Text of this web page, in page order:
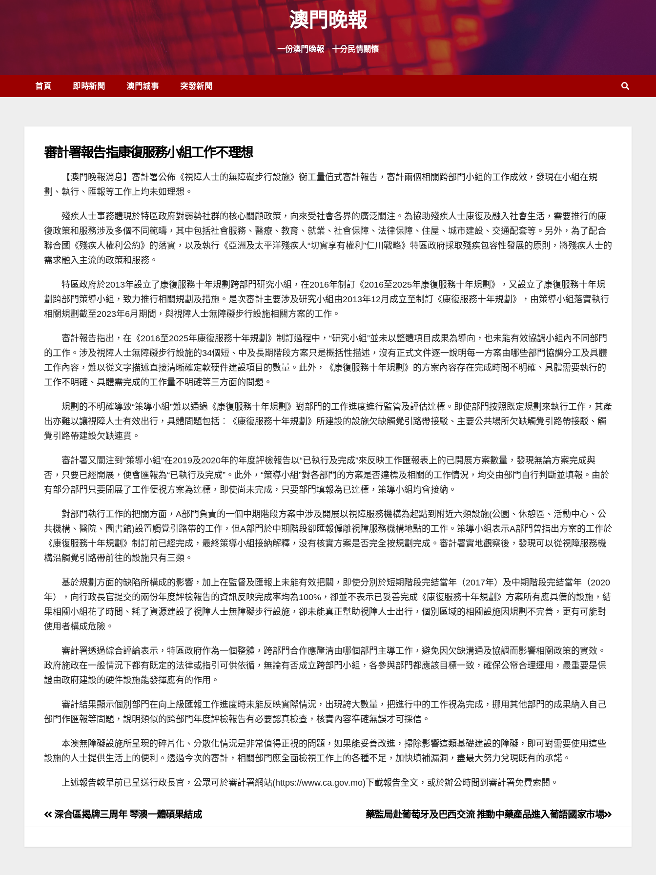
澳門晚報
一份澳門晚報 十分民情關懷
首頁 即時新聞 澳門城事 突發新聞
審計署報告指康復服務小組工作不理想
【澳門晚報消息】審計署公佈《視障人士的無障礙步行設施》衡工量值式審計報告，審計兩個相關跨部門小組的工作成效，發現在小組在規
劃、執行、匯報等工作上均未如理想。
殘疾人士事務體現於特區政府對弱勢社群的核心關顧政策，向來受社會各界的廣泛關注。為協助殘疾人士康復及融入社會生活，需要推行的康
復政策和服務涉及多個不同範疇，其中包括社會服務、醫療、教育、就業、社會保障、法律保障、住屋、城市建設、交通配套等。另外，為了配合
聯合國《殘疾人權利公約》的落實，以及執行《亞洲及太平洋殘疾人“切實享有權利”仁川戰略》特區政府採取殘疾包容性發展的原則，將殘疾人士的
需求融入主流的政策和服務。
特區政府於2013年設立了康復服務十年規劃跨部門研究小組，在2016年制訂《2016至2025年康復服務十年規劃》，又設立了康復服務十年規
劃跨部門策導小組，致力推行相關規劃及措施。是次審計主要涉及研究小組由2013年12月成立至制訂《康復服務十年規劃》，由策導小組落實執行
相關規劃截至2023年6月期間，與視障人士無障礙步行設施相關方案的工作。
審計報告指出，在《2016至2025年康復服務十年規劃》制訂過程中，“研究小組”並未以整體項目成果為導向，也未能有效協調小組內不同部門
的工作。涉及視障人士無障礙步行設施的34個短、中及長期階段方案只是概括性描述，沒有正式文件逐一說明每一方案由哪些部門協調分工及具體
工作內容，難以從文字描述直接清晰確定軟硬件建設項目的數量。此外，《康復服務十年規劃》的方案內容存在完成時間不明確、具體需要執行的
工作不明確、具體需完成的工作量不明確等三方面的問題。
規劃的不明確導致“策導小組”難以通過《康復服務十年規劃》對部門的工作進度進行監管及評估達標。即使部門按照既定規劃來執行工作，其產
出亦難以讓視障人士有效出行，具體問題包括︰《康復服務十年規劃》所建設的設施欠缺觸覺引路帶接駁、主要公共場所欠缺觸覺引路帶接駁、觸
覺引路帶建設欠缺連貫。
審計署又關注到“策導小組”在2019及2020年的年度評檢報告以“已執行及完成”來反映工作匯報表上的已開展方案數量，發現無論方案完成與
否，只要已經開展，便會匯報為“已執行及完成”。此外，“策導小組”對各部門的方案是否達標及相關的工作情況，均交由部門自行判斷並填報。由於
有部分部門只要開展了工作便視方案為達標，即使尚未完成，只要部門填報為已達標，策導小組均會接納。
對部門執行工作的把關方面，A部門負責的一個中期階段方案中涉及開展以視障服務機構為起點到附近六類設施(公園、休憩區、活動中心、公
共機構、醫院、圖書館)設置觸覺引路帶的工作，但A部門於中期階段卻匯報偏離視障服務機構地點的工作。策導小組表示A部門曾指出方案的工作於
《康復服務十年規劃》制訂前已經完成，最終策導小組接納解釋，没有核實方案是否完全按規劃完成。審計署實地觀察後，發現可以從視障服務機
構沿觸覺引路帶前往的設施只有三類。
基於規劃方面的缺陷所構成的影響，加上在監督及匯報上未能有效把關，即使分別於短期階段完結當年（2017年）及中期階段完結當年（2020
年），向行政長官提交的兩份年度評檢報告的資訊反映完成率均為100%，卻並不表示已妥善完成《康復服務十年規劃》方案所有應具備的設施，結
果相關小組花了時間、耗了資源建設了視障人士無障礙步行設施，卻未能真正幫助視障人士出行，個別區域的相關設施因規劃不完善，更有可能對
使用者構成危險。
審計署透過綜合評論表示，特區政府作為一個整體，跨部門合作應釐清由哪個部門主導工作，避免因欠缺溝通及協調而影響相關政策的實效。
政府施政在一般情況下都有既定的法律或指引可供依循，無論有否成立跨部門小組，各參與部門都應該目標一致，確保公帑合理運用，最重要是保
證由政府建設的硬件設施能發揮應有的作用。
審計結果顯示個別部門在向上級匯報工作進度時未能反映實際情況，出現誇大數量，把進行中的工作視為完成，挪用其他部門的成果納入自己
部門作匯報等問題，說明類似的跨部門年度評檢報告有必要認真檢查，核實內容準確無誤才可採信。
本澳無障礙設施所呈現的碎片化、分散化情況是非常值得正視的問題，如果能妥善改進，掃除影響這類基礎建設的障礙，即可對需要使用這些
設施的人士提供生活上的便利。透過今次的審計，相關部門應全面檢視工作上的各種不足，加快填補漏洞，盡最大努力兌現既有的承諾。
上述報告較早前已呈送行政長官，公眾可於審計署網站(https://www.ca.gov.mo)下載報告全文，或於辦公時間到審計署免費索閱。
文
導
藥監局赴葡萄牙及巴西交流 推動中藥產品進入葡語國家市場
深合區揭牌三周年 琴澳一體碩果結成